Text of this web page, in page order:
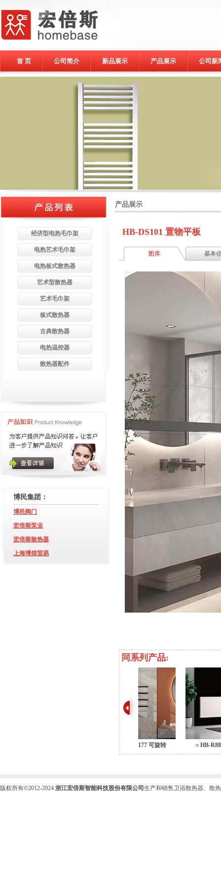
首 页 公司简介 新品展示 产品展示 公司新
经济型电热毛巾架
电热艺术毛巾架
电热板式散热器
艺术型散热器
艺术毛巾架
板式散热器
古典散热器
电热温控器
散热器配件
博民集团：
博民阀门
宏倍斯泵业
宏倍斯散热器
上海博煌贸易
产品展示
HB-DS101 置物平板
图库 基本
同系列产品:
HB-6177 可旋转 HB-
版权所有©2012-2024 浙江宏倍斯智能科技股份有限公司 生产和销售卫浴散热器、散